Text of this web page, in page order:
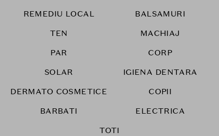
REMEDIU LOCAL
BALSAMURI
TEN
MACHIAJ
PAR
CORP
SOLAR
IGIENA DENTARA
DERMATO COSMETICE
COPII
BARBATI
ELECTRICA
TOTI